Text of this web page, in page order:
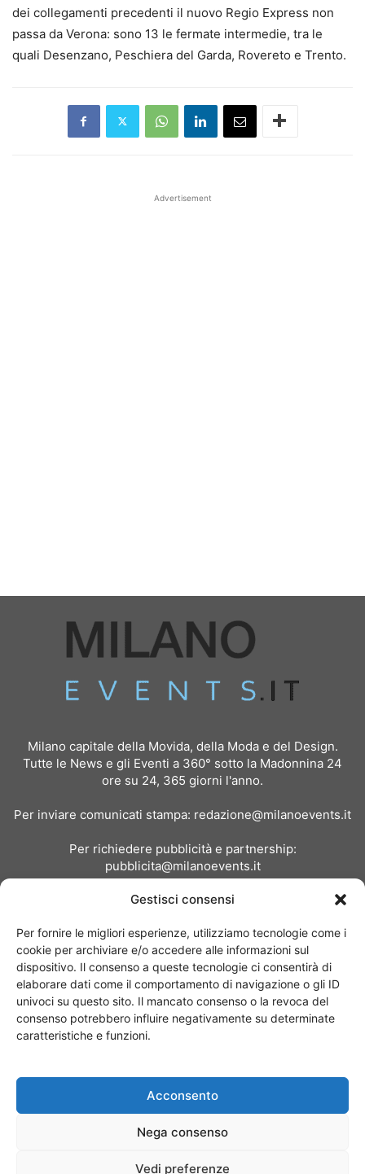
Gestisci consensi
Per fornire le migliori esperienze, utilizziamo tecnologie come i
cookie per archiviare e/o accedere alle informazioni sul
dispositivo. Il consenso a queste tecnologie ci consentirà di
elaborare dati come il comportamento di navigazione o gli ID
univoci su questo sito. Il mancato consenso o la revoca del
consenso potrebbero influire negativamente su determinate
caratteristiche e funzioni.
Acconsento
Nega consenso
Vedi preferenze
dei collegamenti precedenti il nuovo Regio Express non
passa da Verona: sono 13 le fermate intermedie, tra le
quali Desenzano, Peschiera del Garda, Rovereto e Trento.
Advertisement
Milano capitale della Movida, della Moda e del Design.
Tutte le News e gli Eventi a 360° sotto la Madonnina 24
ore su 24, 365 giorni l'anno.
Per inviare comunicati stampa: redazione@milanoevents.it
Per richiedere pubblicità e partnership:
pubblicita@milanoevents.it
Chi siamo I Nostri Clienti
© Copyright 2017 - MilanoEvents.it© managed by